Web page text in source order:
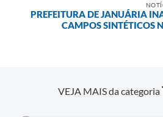
PREFEITURA DE JANUÁRIA
CAMPOS SINTÉTICOS
VEJA MAIS da categoria